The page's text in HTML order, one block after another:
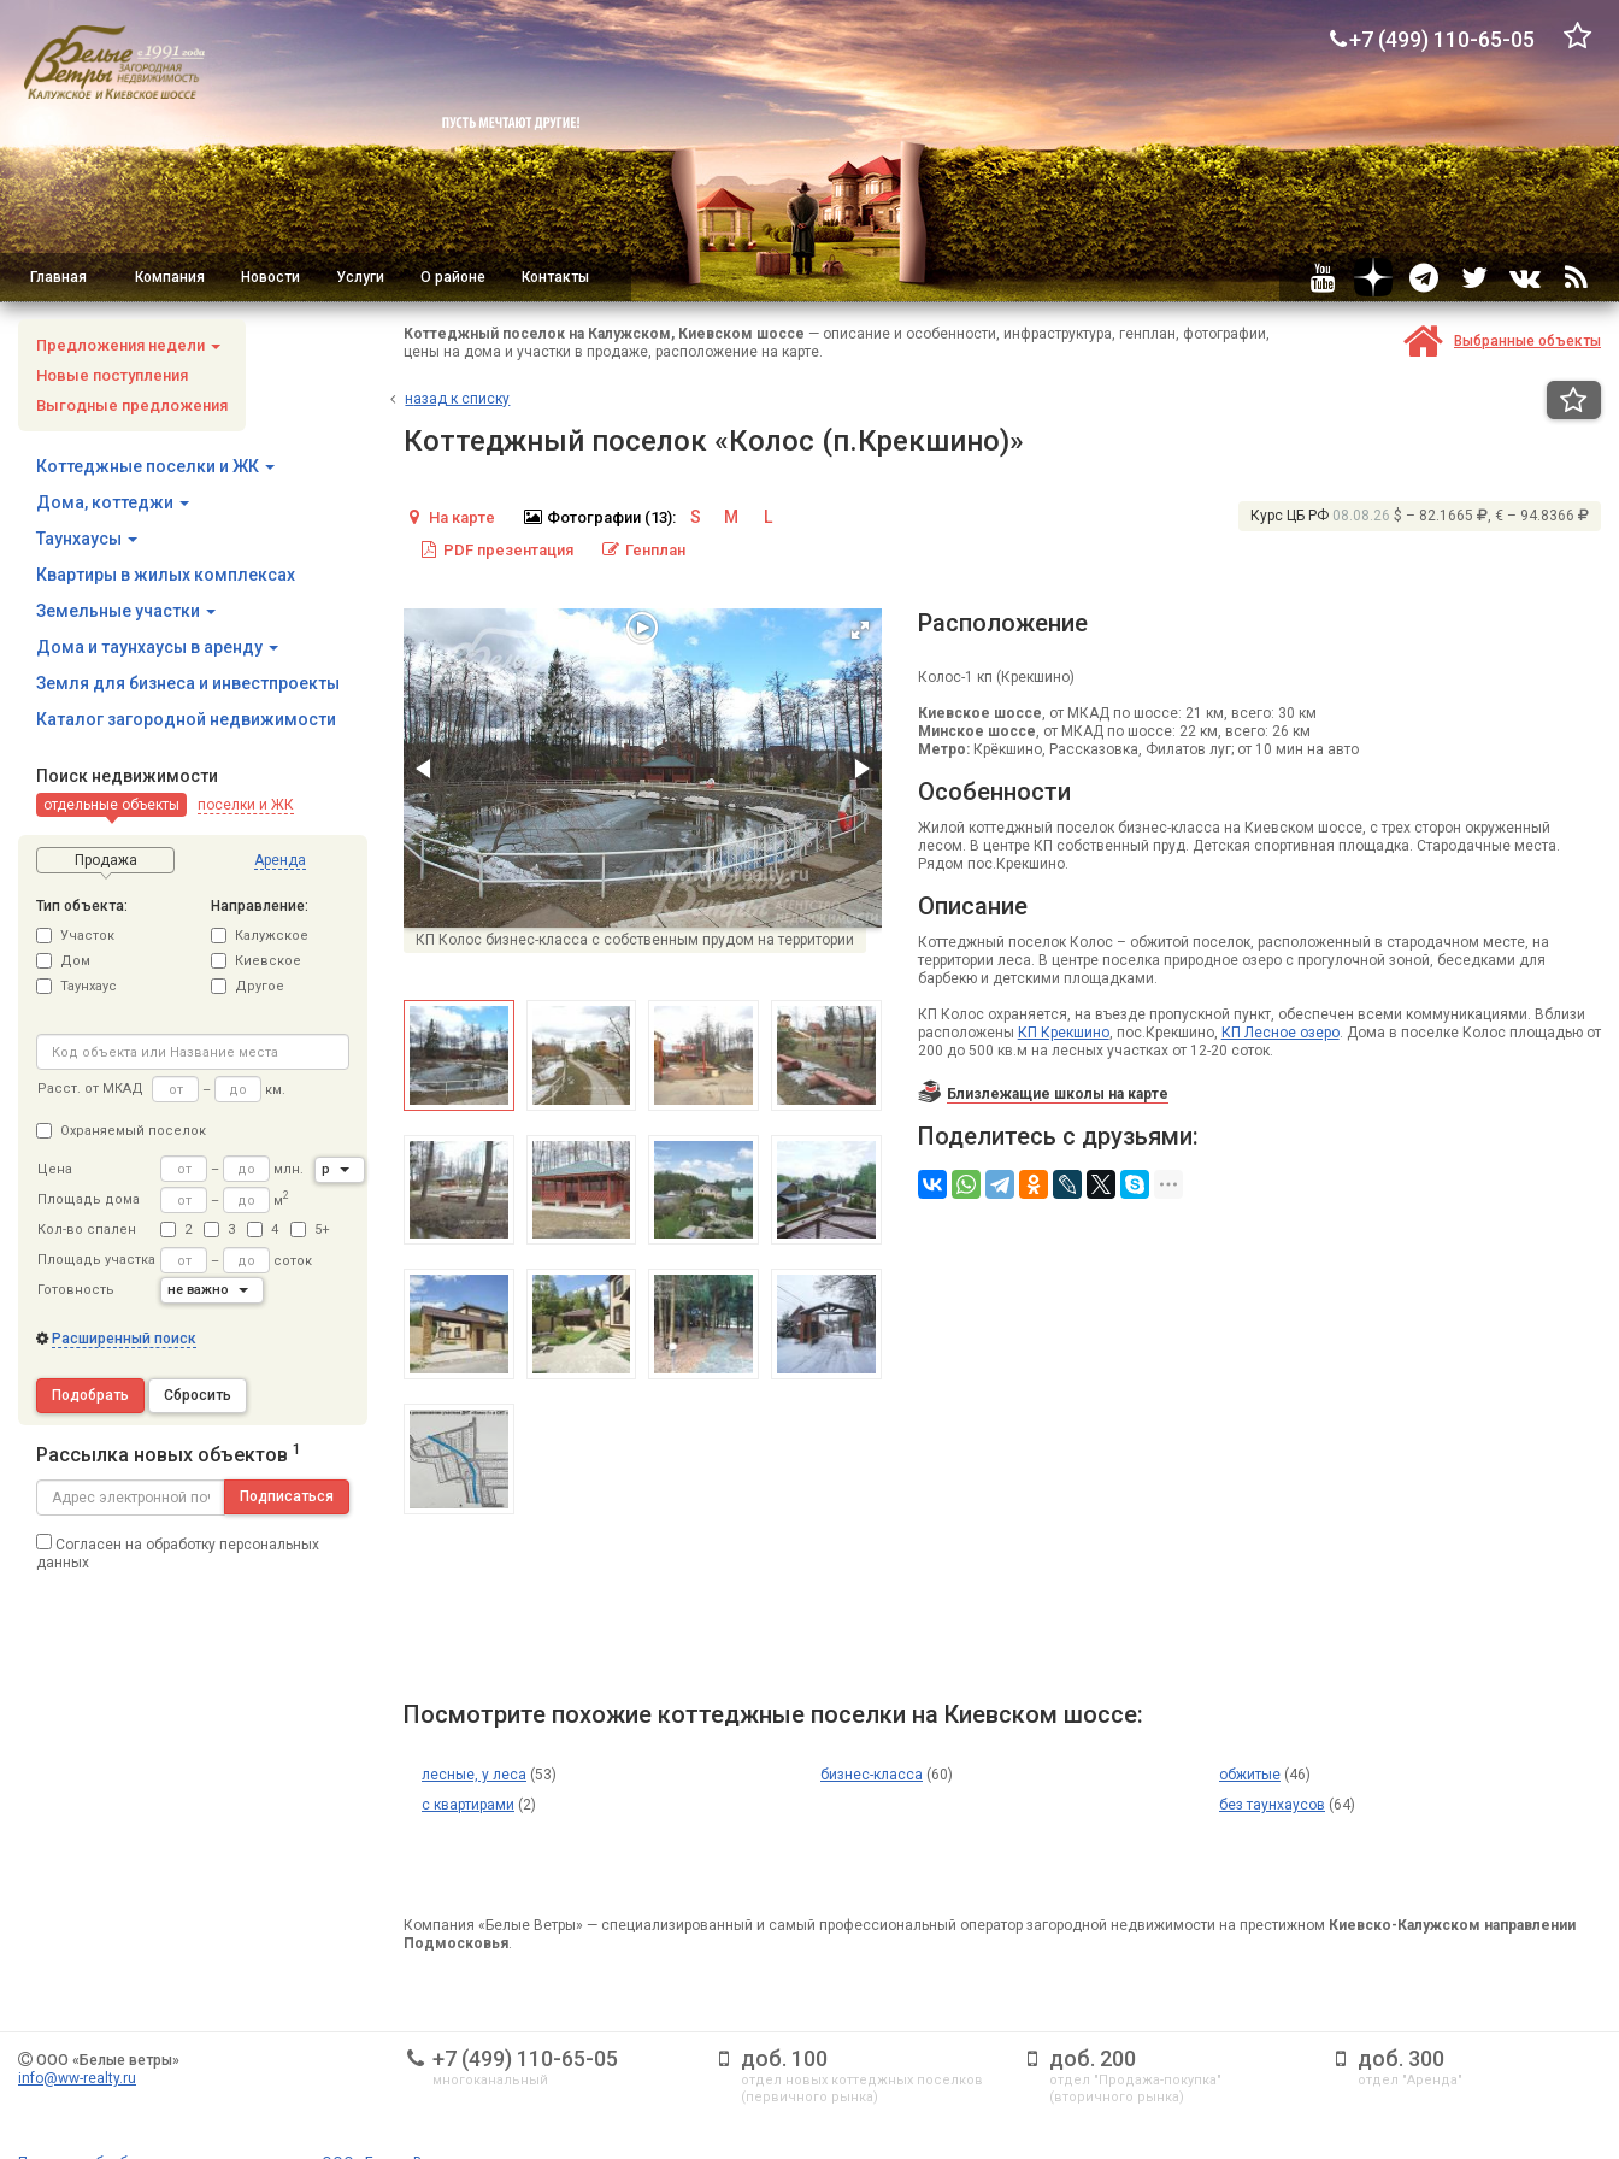
+7 (499) 110-65-05
Главная Компания Новости Услуги О районе Контакты
Предложения недели
Новые поступления
Выгодные предложения
Коттеджные поселки и ЖК
Дома, коттеджи
Таунхаусы
Квартиры в жилых комплексах
Земельные участки
Дома и таунхаусы в аренду
Земля для бизнеса и инвестпроекты
Каталог загородной недвижимости
Поиск недвижимости
отдельные объекты поселки и ЖК
Продажа Аренда
Тип объекта:
Участок
Дом
Таунхаус
Направление:
Калужское
Киевское
Другое
Расст. от МКАД – км.
Охраняемый поселок
Цена – млн.
р
Площадь дома
– м2
Кол-во спален 2 3 4
5+
Площадь участка
–
соток
Готовность
не важно
Расширенный поиск
Подобрать Сбросить
Рассылка новых объектов 1
Подписаться
Согласен на обработку персональных
данных
Коттеджный поселок на Калужском, Киевском шоссе — описание и особенности, инфраструктура, генплан, фотографии,
цены на дома и участки в продаже, расположение на карте.
Выбранные объекты
назад к списку
Коттеджный поселок «Колос (п.Крекшино)»
Курс ЦБ РФ 08.08.26 $ – 82.1665 , € – 94.8366
На карте Фотографии (13): S M L
PDF презентация Генплан
КП Колос бизнес-класса с собственным прудом на территории
Расположение
Колос-1 кп (Крекшино)
Киевское шоссе, от МКАД по шоссе: 21 км, всего: 30 км
Минское шоссе, от МКАД по шоссе: 22 км, всего: 26 км
Метро:Крёкшино, Рассказовка, Филатов луг; от 10 мин на авто
Особенности
Жилой коттеджный поселок бизнес-класса на Киевском шоссе, с трех сторон окруженный
лесом. В центре КП собственный пруд. Детская спортивная площадка. Стародачные места.
Рядом пос.Крекшино.
Описание
Коттеджный поселок Колос – обжитой поселок, расположенный в стародачном месте, на
территории леса. В центре поселка природное озеро с прогулочной зоной, беседками для
барбекю и детскими площадками.
КП Колос охраняется, на въезде пропускной пункт, обеспечен всеми коммуникациями. Вблизи
расположены КП Крекшино, пос.Крекшино, КП Лесное озеро. Дома в поселке Колос площадью от
200 до 500 кв.м на лесных участках от 12-20 соток.
Близлежащие школы на карте
Поделитесь с друзьями:
Посмотрите похожие коттеджные поселки на Киевском шоссе:
лесные, у леса (53)
с квартирами (2)
бизнес-класса (60) обжитые (46)
без таунхаусов (64)
Компания «Белые Ветры» — специализированный и самый профессиональный оператор загородной недвижимости на престижном Киевско-Калужском направлении
Подмосковья
ООО «Белые ветры»
info@ww-realty.ru
+7 (499) 110-65-05
многоканальный
доб. 100
отдел новых коттеджных поселков
(первичного рынка)
доб. 200
отдел "Продажа-покупка"
(вторичного рынка)
доб. 300
отдел "Аренда"